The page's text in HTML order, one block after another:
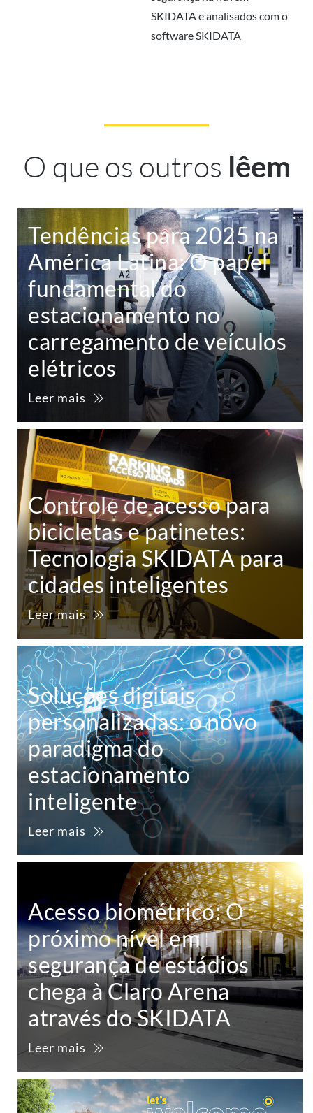
SKIDATA e analisados com o
software SKIDATA
O que os outros lêem
Tendências para 2025 na
América Latina: O papel
fundamental do
estacionamento no
carregamento de veículos
elétricos
Leer mais
Controle de acesso para
bicicletas e patinetes:
Tecnologia SKIDATA para
cidades inteligentes
Leer mais
Soluções digitais
personalizadas: o novo
paradigma do
estacionamento
inteligente
Leer mais
Acesso biométrico: O
próximo nível em
segurança de estádios
chega à Claro Arena
através do SKIDATA
Leer mais